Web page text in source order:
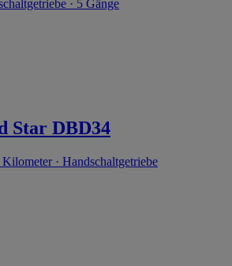
· 5 Gänge
Star DBD34
· Handschaltgetriebe